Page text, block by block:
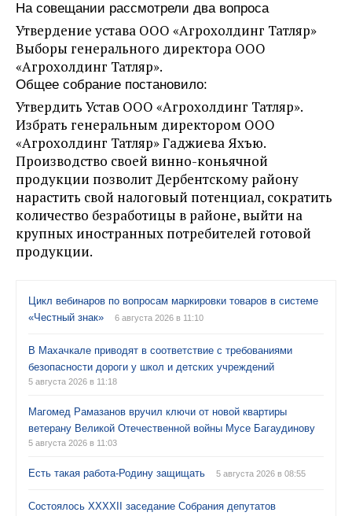
На совещании рассмотрели два вопроса
Утвердение устава ООО «Агрохолдинг Татляр»
Выборы генерального директора ООО
«Агрохолдинг Татляр».
Общее собрание постановило:
Утвердить Устав ООО «Агрохолдинг Татляр».
Избрать генеральным директором ООО
«Агрохолдинг Татляр» Гаджиева Яхъю.
Производство своей винно-коньячной
продукции позволит Дербентскому району
нарастить свой налоговый потенциал, сократить
количество безработицы в районе, выйти на
крупных иностранных потребителей готовой
продукции.
Цикл вебинаров по вопросам маркировки товаров в системе
«Честный знак»
6 августа 2026 в 11:10
В Махачкале приводят в соответствие с требованиями
безопасности дороги у школ и детских учреждений
5 августа 2026 в 11:18
Магомед Рамазанов вручил ключи от новой квартиры
ветерану Великой Отечественной войны Мусе Багаудинову
5 августа 2026 в 11:03
Есть такая работа-Родину защищать 5 августа 2026 в 08:55
Состоялось XXXXII заседание Собрания депутатов